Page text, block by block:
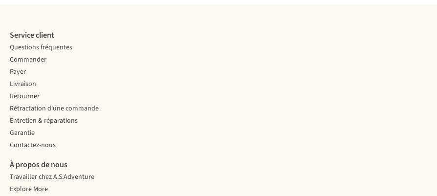
Service client
Questions fréquentes
Commander
Payer
Livraison
Retourner
Rétractation d'une commande
Entretien & réparations
Garantie
Contactez-nous
À propos de nous
Travailler chez A.S.Adventure
Explore More